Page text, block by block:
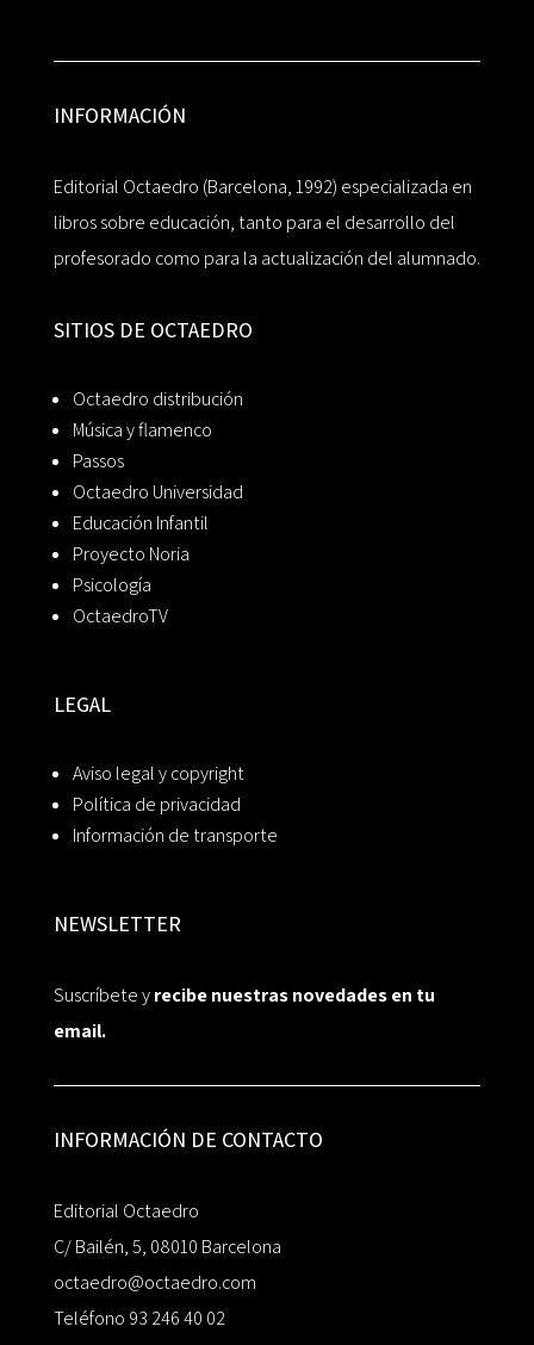
INFORMACIÓN
Editorial Octaedro (Barcelona, 1992) especializada en
libros sobre educación, tanto para el desarrollo del
profesorado como para la actualización del alumnado.
SITIOS DE OCTAEDRO
Octaedro distribución
Música y flamenco
Passos
Octaedro Universidad
Educación Infantil
Proyecto Noria
Psicología
OctaedroTV
LEGAL
Aviso legal y copyright
Política de privacidad
Información de transporte
NEWSLETTER
Suscríbete yrecibe nuestras novedades en tu
email.
INFORMACIÓN DE CONTACTO
Editorial Octaedro
C/ Bailén, 5, 08010 Barcelona
octaedro@octaedro.com
Teléfono 93 246 40 02